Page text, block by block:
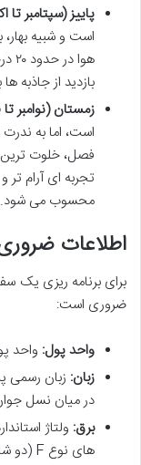
پاییز (سپتامبر تا
است و شبیه
بازدید از جاذبه
زمستان (نوامبر تا
فصل، خلوت ترین
تجربه ای آرام تر
محسوب می شود.
اطلاعات
برای برنامه ریزی یک
ضروری است:
واحد پول: واحد
زبان: زبان رسمی
در میان نسل
برق:
های نوع F (دو شاخه گرد) استفاده می شود.